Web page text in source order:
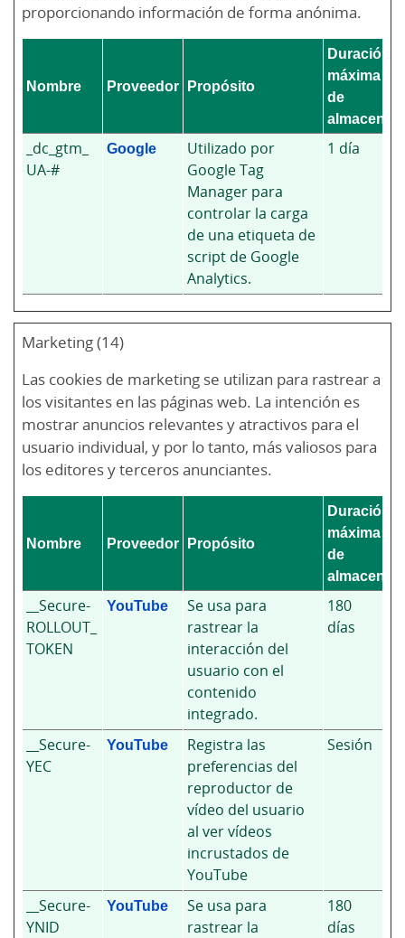
proporcionando información de forma anónima.
Nombre Proveedor Propósito
Duración
máxima
de
_dc_gtm_
UA-#
Google
Utilizado por
Google Tag
Manager para
controlar la carga
de una etiqueta de
script de Google
Analytics.
1 día
Marketing (14)
Las cookies de marketing se utilizan para rastrear a
los visitantes en las páginas web. La intención es
mostrar anuncios relevantes y atractivos para el
usuario individual, y por lo tanto, más valiosos para
los editores y terceros anunciantes.
Nombre Proveedor Propósito
Duración
máxima
de
__Secure-
ROLLOUT_
TOKEN
YouTube
Se usa para
rastrear la
interacción del
usuario con el
contenido
integrado.
180
días
__Secure-
YEC
YouTube
Registra las
preferencias del
reproductor de
vídeo del usuario
al ver vídeos
incrustados de
YouTube
Sesión
__Secure-
YNID
YouTube
Se usa para
rastrear la
180
días